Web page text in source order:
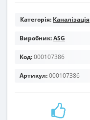
Категорія: Каналізація
Виробник:ASG
Код:000107386
Артикул:000107386